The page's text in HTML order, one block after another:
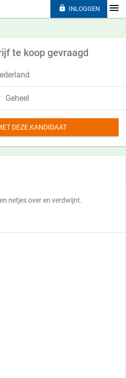
te koop gevraagd
Geheel
DEZE KANDIDAAT
netjes over en verdwijnt.
 INLOGGEN